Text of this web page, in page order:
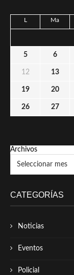
L Ma
5 6
12 13
19 20
26 27
Archivos
CATEGORÍAS
Noticias
Eventos
Policial